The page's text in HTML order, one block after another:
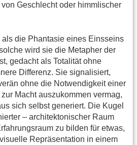
Geschlecht oder himmlischer
die Phantasie eines Einsseins
wird sie die Metapher der
gedacht als Totalität ohne
Differenz. Sie signalisiert,
ohne die Notwendigkeit einer
Macht auszukommen vermag,
sich selbst generiert. Die Kugel
– architektonischer Raum
zu bilden für etwas,
Repräsentation in einem